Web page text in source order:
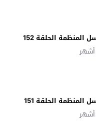
الحلقة 152
الحلقة 151